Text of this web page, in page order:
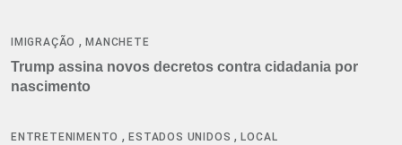
IMIGRAÇÃO ,MANCHETE
Trump assina novos decretos contra cidadania por
nascimento
ENTRETENIMENTO ,ESTADOS UNIDOS ,LOCAL